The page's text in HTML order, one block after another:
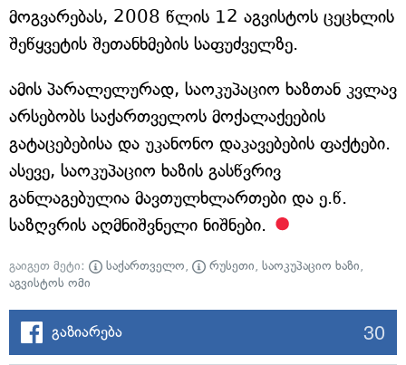
მოგვარებას, 2008 წლის 12 აგვისტოს ცეცხლის
შეწყვეტის შეთანხმების საფუძველზე.
ამის პარალელურად, საოკუპაციო ხაზთან კვლავ
არსებობს საქართველოს მოქალაქეების
გატაცებებისა და უკანონო დაკავებების ფაქტები.
ასევე, საოკუპაციო ხაზის გასწვრივ
განლაგებულია მავთულხლართები და ე.წ.
საზღვრის აღმნიშვნელი ნიშნები.
გაიგეთ მეტი: საქართველო, რუსეთი, საოკუპაციო ხაზი,
აგვისტოს ომი
გაზიარება 30